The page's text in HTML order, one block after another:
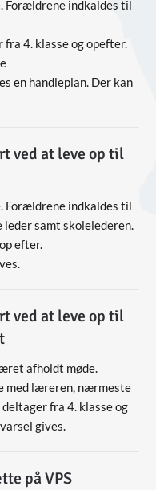
Forældrene indkaldes til
4. klasse og opefter.
en handleplan. Der kan
ved at leve op til
Forældrene indkaldes til
samt skolelederen.
efter.
ved at leve op til
afholdt møde.
med læreren, nærmeste
fra 4. klasse og
gives.
på VPS